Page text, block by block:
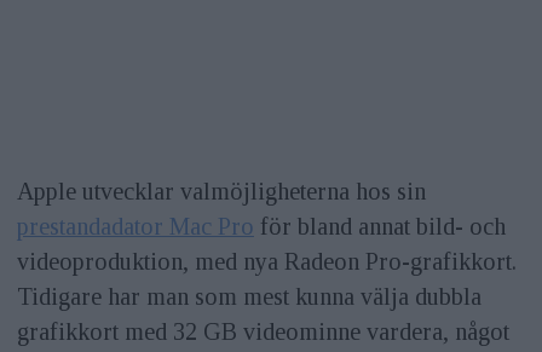
Apple utvecklar valmöjligheterna hos sin
prestandadator Mac Pro för bland annat bild- och
videoproduktion, med nya Radeon Pro-grafikkort.
Tidigare har man som mest kunna välja dubbla
grafikkort med 32 GB videominne vardera, något